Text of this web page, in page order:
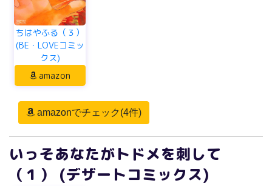
ちはやふる（３）
(BE・LOVEコミッ
クス)
amazon
amazonでチェック(4件)
いっそあなたがトドメを刺して
（１） (デザートコミックス)